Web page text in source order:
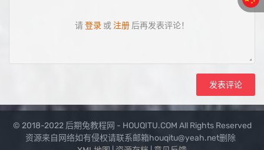
请登录 或 注册 后再发表评论！
© 2018-2022 后期兔教程网 - HOUQITU.COM All Rights Reserved
资源来自网络如有侵权请联系邮箱houqitu@yeah.net删除